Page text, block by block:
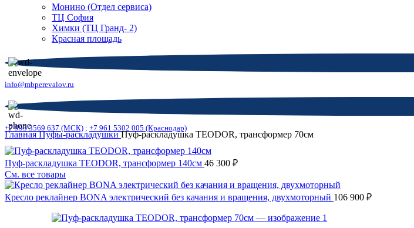
Монино (Отдел сервиса)
ТЦ София
Химки (ТЦ Гранд- 2)
Красная площадь
info@mbperevalov.ru
+7 993 3569 637 (МСК) ; +7 961 5302 005 (Краснодар)
ГлавнаяПуфы-раскладушкиПуф-раскладушка TEODOR, трансформер 70см
Пуф-раскладушка TEODOR, трансформер 140см 46 300 ₽
См. все товары
Кресло реклайнер BONA электрический без качания и вращения, двухмоторный 106 900 ₽